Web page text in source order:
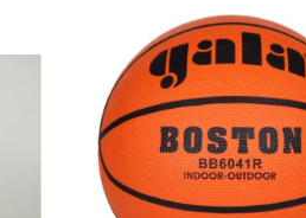
Detail produktu